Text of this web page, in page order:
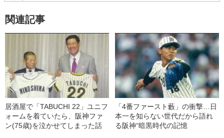
関連記事
居酒屋で「TABUCHI 22」ユニフ
ォームを着ていたら、阪神ファ
ン(75歳)を泣かせてしまった話
「4番ファースト藪」の衝撃…日
本一を知らない世代だから語れ
る阪神“暗黒時代の記憶